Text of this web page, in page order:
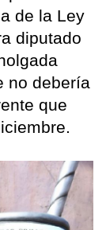
de la Ley
diputado
no debería
que